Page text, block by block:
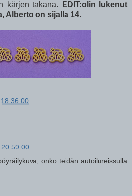
kärjen takana.
EDIT:olin lukenut
Alberto on sijalla 14.
18.36.00
onko teidän autoilureissulla